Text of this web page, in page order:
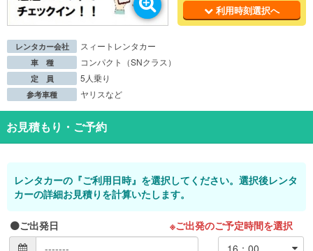
利用時刻選択へ
レンタカー会社 スィートレンタカー
車 種 コンパクト（SNクラス）
定 員 5人乗り
参考車種 ヤリスなど
お見積もり・ご予約
レンタカーの『ご利用日時』を選択してください。選択後レンタ
カーの詳細お見積りを計算いたします。
ご出発日 ※ご出発のご予定時間を選択